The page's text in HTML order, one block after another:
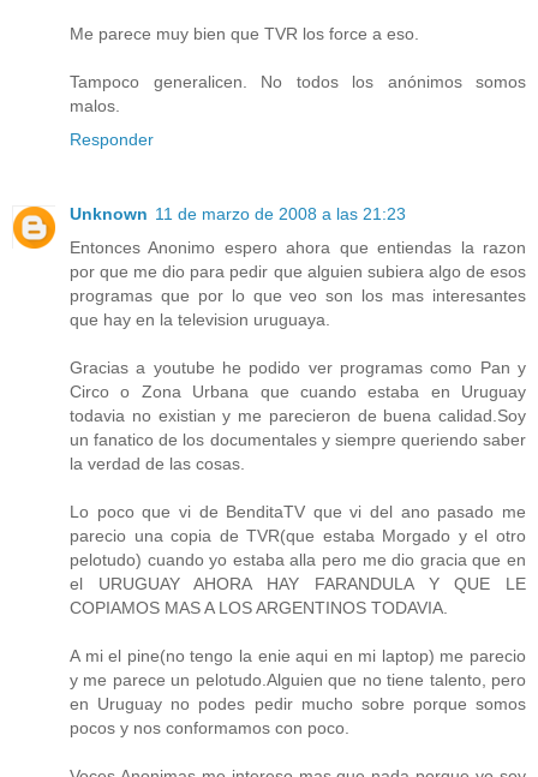
Me parece muy bien que TVR los force a eso.
Tampoco generalicen. No todos los anónimos somos
malos.
Responder
Unknown 11 de marzo de 2008 a las 21:23
Entonces Anonimo espero ahora que entiendas la razon
por que me dio para pedir que alguien subiera algo de esos
programas que por lo que veo son los mas interesantes
que hay en la television uruguaya.
Gracias a youtube he podido ver programas como Pan y
Circo o Zona Urbana que cuando estaba en Uruguay
todavia no existian y me parecieron de buena calidad.Soy
un fanatico de los documentales y siempre queriendo saber
la verdad de las cosas.
Lo poco que vi de BenditaTV que vi del ano pasado me
parecio una copia de TVR(que estaba Morgado y el otro
pelotudo) cuando yo estaba alla pero me dio gracia que en
el URUGUAY AHORA HAY FARANDULA Y QUE LE
COPIAMOS MAS A LOS ARGENTINOS TODAVIA.
A mi el pine(no tengo la enie aqui en mi laptop) me parecio
y me parece un pelotudo.Alguien que no tiene talento, pero
en Uruguay no podes pedir mucho sobre porque somos
pocos y nos conformamos con poco.